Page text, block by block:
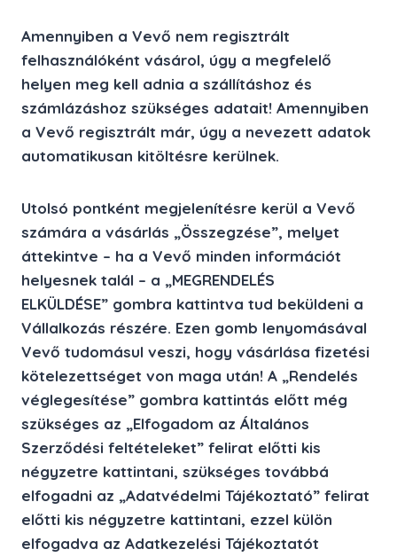
Amennyiben a Vevő nem regisztrált
felhasználóként vásárol, úgy a megfelelő
helyen meg kell adnia a szállításhoz és
számlázáshoz szükséges adatait! Amennyiben
a Vevő regisztrált már, úgy a nevezett adatok
automatikusan kitöltésre kerülnek.
Utolsó pontként megjelenítésre kerül a Vevő
számára a vásárlás „Összegzése”, melyet
áttekintve – ha a Vevő minden információt
helyesnek talál – a „MEGRENDELÉS
ELKÜLDÉSE” gombra kattintva tud beküldeni a
Vállalkozás részére. Ezen gomb lenyomásával
Vevő tudomásul veszi, hogy vásárlása fizetési
kötelezettséget von maga után! A „Rendelés
véglegesítése” gombra kattintás előtt még
szükséges az „Elfogadom az Általános
Szerződési feltételeket” felirat előtti kis
négyzetre kattintani, szükséges továbbá
elfogadni az „Adatvédelmi Tájékoztató” felirat
előtti kis négyzetre kattintani, ezzel külön
elfogadva az Adatkezelési Tájékoztatót